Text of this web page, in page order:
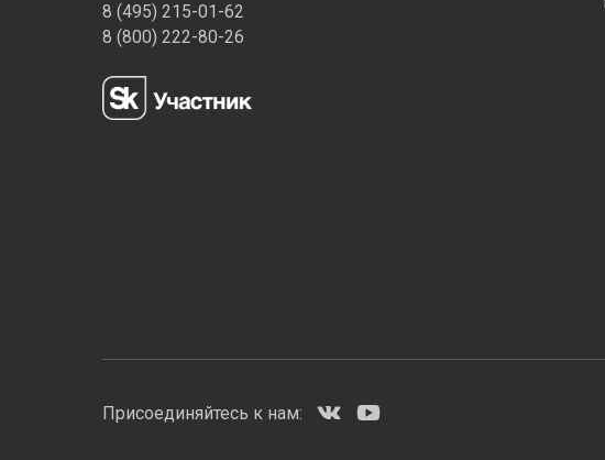
8 (495) 215-01-62
8 (800) 222-80-26
Присоединяйтесь к нам: